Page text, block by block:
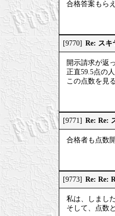
合格答案もら
[9770] Re: スキ
開示請求が返
正直59.5点の
この点数を見
[9771] Re: Re:
合格者も点数
[9773] Re: Re:
私は、しまし
そして、点数